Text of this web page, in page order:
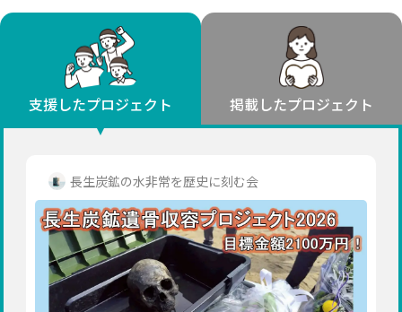
フード・農業
文化
環境・エシカル
人権・マイノリティ
社会貢献
地域からさがす 北海道・東北
北海道
秋田
北海道 青森 岩手 宮城
秋田
福島
茨城 栃木 群馬
千葉
東京
神奈川
新潟 富山 石川 福井
山梨
長野
岐阜 静岡 愛知
近畿
三重 滋賀 京都 大阪
兵庫
奈良
和歌山
支援したプロジェクト 掲載したプロジェクト
長生炭鉱の水非常を歴史に刻む会